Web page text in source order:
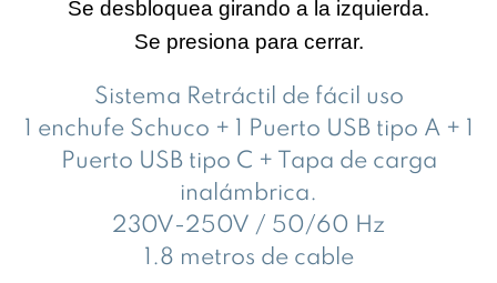
Se desbloquea girando a la izquierda.
Se presiona para cerrar.
Sistema Retráctil de fácil uso
1 enchufe Schuco + 1 Puerto USB tipo A + 1
Puerto USB tipo C + Tapa de carga
inalámbrica.
230V-250V / 50/60 Hz
1.8 metros de cable